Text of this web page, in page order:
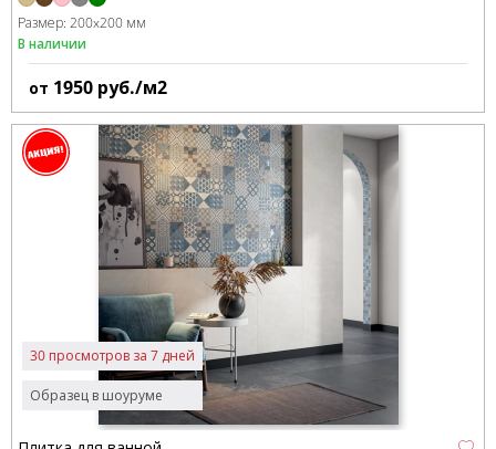
Размер: 200x200 мм
В наличии
от 1950 руб./м2
Образец в шоуруме
30 просмотров за 7 дней